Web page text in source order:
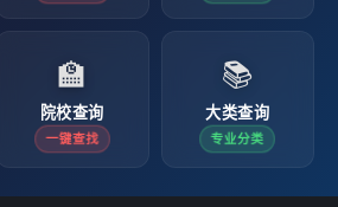
🏫
院校查询
一键查找
📚
大类查询
专业分类